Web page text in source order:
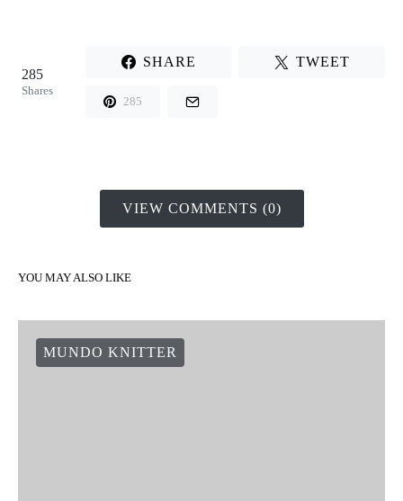
285
Shares
SHARE TWEET
285
VIEW COMMENTS (0)
YOU MAY ALSO LIKE
MUNDO KNITTER